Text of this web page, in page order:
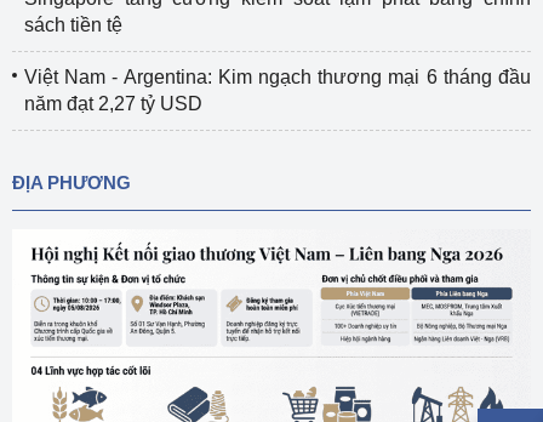
sách tiền tệ
Việt Nam - Argentina: Kim ngạch thương mại 6 tháng đầu
năm đạt 2,27 tỷ USD
ĐỊA PHƯƠNG